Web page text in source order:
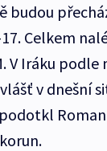
budou
Celkem
Iráku podle
v dnešní